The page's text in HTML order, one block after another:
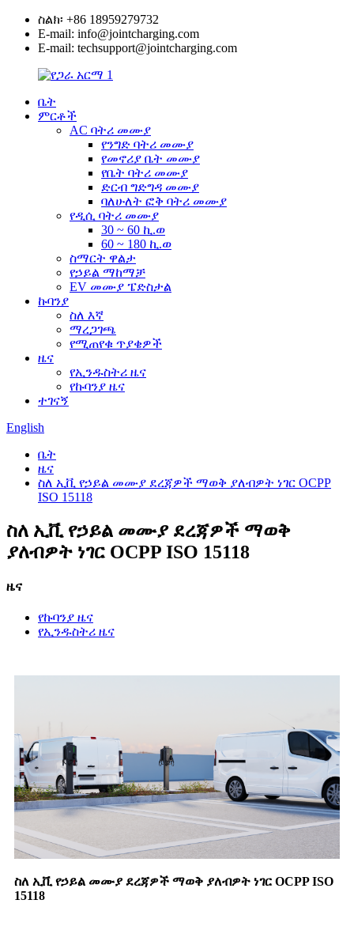
ስልክ፡ +86 18959279732
E-mail: info@jointcharging.com
E-mail: techsupport@jointcharging.com
ቤት
ምርቶች
AC ባትሪ መሙያ
የንግድ ባትሪ መሙያ
የመኖሪያ ቤት መሙያ
የቤት ባትሪ መሙያ
ድርብ ግድግዳ መሙያ
ባለሁለት ፎቅ ባትሪ መሙያ
የዲሲ ባትሪ መሙያ
30 ~ 60 ኪ.ወ
60 ~ 180 ኪ.ወ
ስማርት ዋልታ
የኃይል ማከማቻ
EV መሙያ ፔድስታል
ኩባንያ
ስለ እኛ
ማረጋገጫ
የሚጠየቁ ጥያቄዎች
ዜና
የኢንዱስትሪ ዜና
የኩባንያ ዜና
ተገናኝ
English
ቤት
ዜና
ስለ ኢቪ የኃይል መሙያ ደረጃዎች ማወቅ ያለብዎት ነገር OCPP
ISO 15118
ስለ ኢቪ የኃይል መሙያ ደረጃዎች ማወቅ
ያለብዎት ነገር OCPP ISO 15118
ዜና
የኩባንያ ዜና
የኢንዱስትሪ ዜና
ስለ ኢቪ የኃይል መሙያ ደረጃዎች ማወቅ ያለብዎት ነገር OCPP ISO
15118